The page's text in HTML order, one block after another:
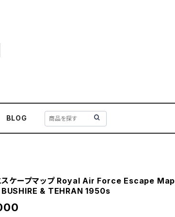
BLOG
スケープマップ Royal Air Force Escape Map
& TEHRAN 1950s